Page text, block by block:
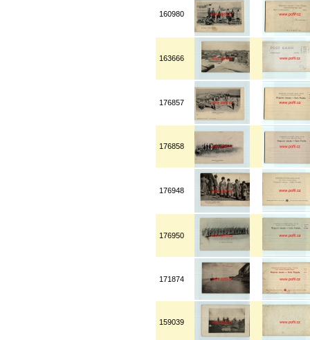
160980
163666
176857
176858
176948
176950
171874
159039